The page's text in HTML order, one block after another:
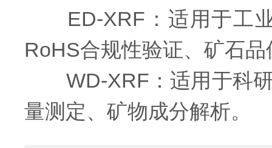
ED-XRF：适用于工业
RoHS合规性验证、矿石
WD-XRF：适用于科研
量测定、矿物成分解析。